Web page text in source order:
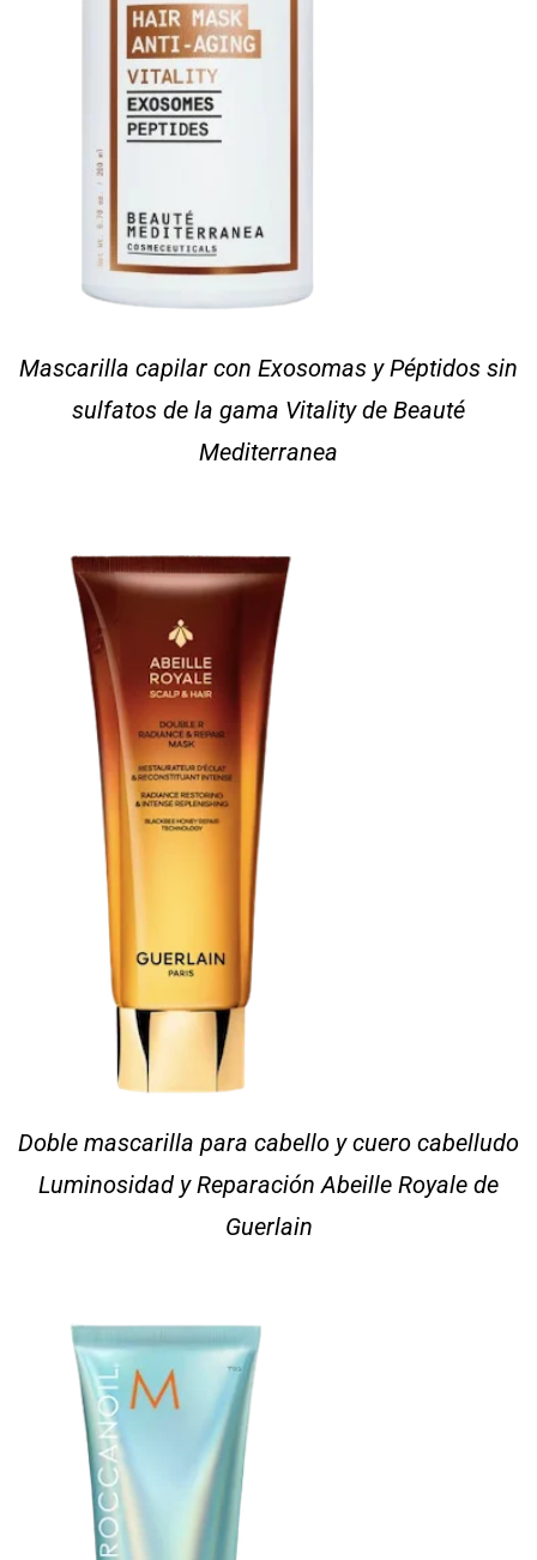
Mascarilla capilar con Exosomas y Péptidos sin
sulfatos de la gama Vitality de Beauté
Mediterranea
Doble mascarilla para cabello y cuero cabelludo
Luminosidad y Reparación Abeille Royale de
Guerlain